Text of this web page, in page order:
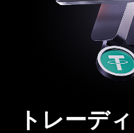
トレーデ